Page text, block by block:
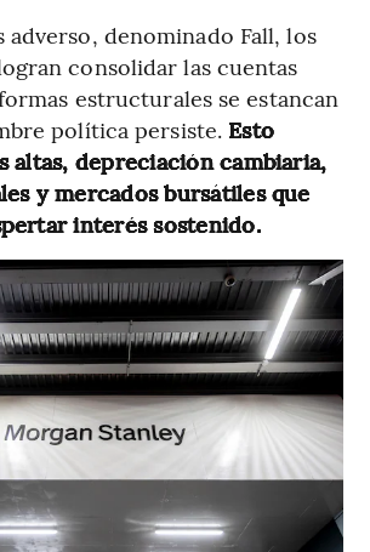
adverso, denominado Fall, los
consolidar las cuentas
estructurales se estancan
política persiste. Esto
altas, depreciación cambiaria,
y mercados bursátiles que
interés sostenido.